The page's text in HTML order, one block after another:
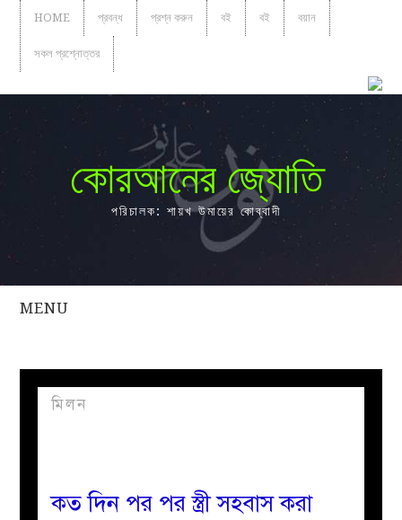
HOME প্রবন্ধ প্রশ্ন করুন বই বই বয়ান
সকল প্রশ্নোত্তর
কোরআনের জ্যোতি
পরিচালক: শায়খ উমায়ের কোব্বাদী
MENU
সকল
প্রবন্ধ
মিলন
কত দিন পর পর স্ত্রী সহবাস করা